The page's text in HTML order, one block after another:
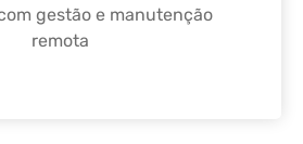
gestão e manutenção
remota